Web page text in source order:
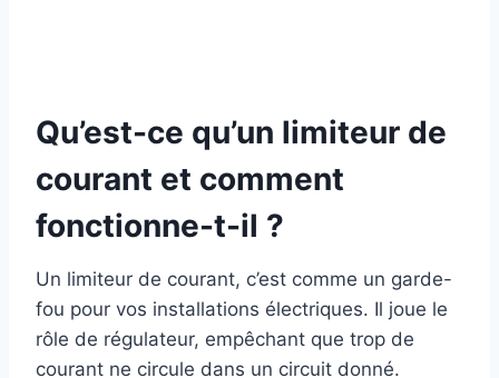
Qu’est-ce qu’un limiteur de
courant et comment
fonctionne-t-il ?
Un limiteur de courant, c’est comme un garde-
fou pour vos installations électriques. Il joue le
rôle de régulateur, empêchant que trop de
courant ne circule dans un circuit donné.